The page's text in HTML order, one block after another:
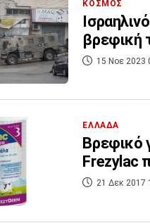
ΚΟΣΜΟΣ
βρεφική
15 Νοε 2023
ΕΛΛΑΔΑ
Βρεφικό
Frezylac
21 Δεκ 2017